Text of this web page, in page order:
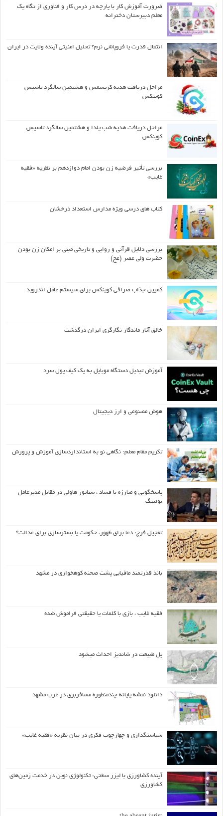
ضرورت آموزش کار با پارچه در درس کار و فناوری از نگاه یک
معلم دبیرستان دخترانه
انتقال قدرت یا فروپاشی نرم؟ تحلیل امنیتی آینده ولایت در ایران
مراحل دریافت هدیه کریسمس و هشتمین سالگرد تاسیس
کوینکس
مراحل دریافت هدیه شب یلدا و هشتمین سالگرد تاسیس
کوینکس
بررسی تأثیر فرضیه زن بودن امام دوازدهم بر نظریه «فقیه
غایب»
کتاب های درسی ویژه مدارس استعداد درخشان
بررسی دلایل قرآنی و روایی و تاریخی مبنی بر امکان زن بودن
حضرت ولی عصر (عج)
کمپین جذاب صرافی کوینکس برای سیستم عامل اندروید
خالق آثار ماندگار نگارگری ایران درگذشت
آموزش تبدیل دستگاه موبایل به یک کیف‌ پول سرد
هوش مصنوعی و ارز دیجیتال
تکریم مقام معلم: نگاهی نو به استانداردسازی آموزش و پرورش
پاسخگویی و مبارزه با فساد ، سناتور هاولی در مقابل مدیرعامل
بوئینگ
تعجیل فرج: دعا برای ظهور، حکومت یا بسترسازی برای عدالت؟
باند قدرتمند مافیایی پشت صحنه کوهخواری در مشهد
فقیه غایب ، بازی با کلمات یا حقیقتی فراموش شده
پل طبیعت در شاندیز احداث میشود
دانلود نقشه پایانه چندمنظوره مسافربری در غرب مشهد
سیاستگذاری و چهارچوب فکری در بیان نظریه «فقیه غایب»
آینده کشاورزی با لیزر سطحی: تکنولوژی نوین در خدمت زمین‌های
کشاورزی